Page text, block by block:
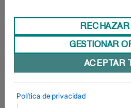
Una plataforma
Cuando en 2014 el
carrera en la Autoridad
RECHAZAR
GESTIONAR
ACEPTAR
Política de privacidad